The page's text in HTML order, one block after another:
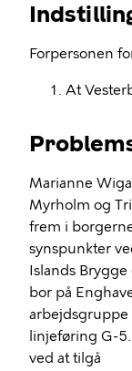
Forpersonen
At
Marianne
Myrholm og
frem i
synspunkter
Islands
bor på
arbejdsgruppe
linjeføring G-
ved at tilgå